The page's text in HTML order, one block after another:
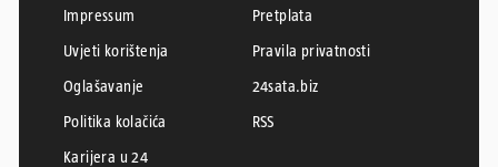
Impressum
Pretplata
Uvjeti korištenja
Pravila privatnosti
Oglašavanje
24sata.biz
Politika kolačića
RSS
Karijera u 24